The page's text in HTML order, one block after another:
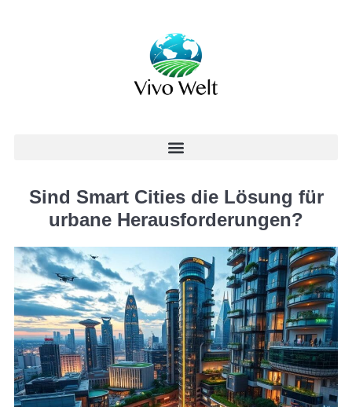
Sind Smart Cities die Lösung für
urbane Herausforderungen?